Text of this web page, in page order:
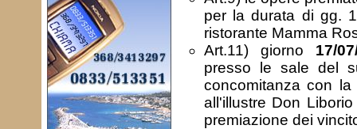
per la durata di gg.
ristorante Mamma
Art.11) giorno 17/
presso le sale del
concomitanza con
all'illustre Don
premiazione dei